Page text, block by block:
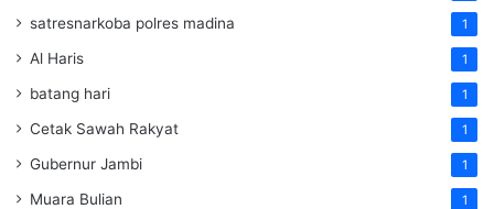
satresnarkoba polres madina 1
Al Haris 1
batang hari 1
Cetak Sawah Rakyat 1
Gubernur Jambi 1
Muara Bulian 1